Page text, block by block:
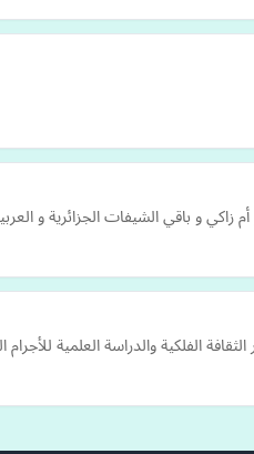
زاكي و باقي الشيفات الجزائرية و
الفلكية والدراسة العلمية